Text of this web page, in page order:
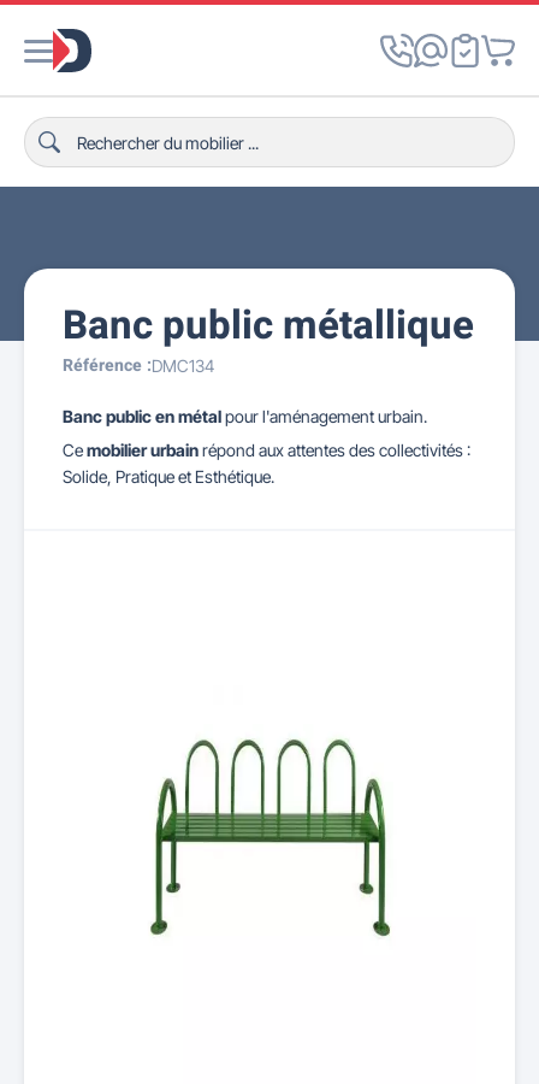
Banc public métallique
Référence :DMC134
Banc public en métalpour l'aménagement urbain.
Cemobilier urbainrépond aux attentes des collectivités :
Solide, Pratique et Esthétique.